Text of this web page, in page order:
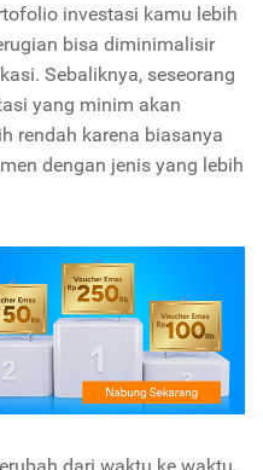
investasi kamu lebih
bisa diminimalisir
Sebaliknya, seseorang
yang minim akan
rendah karena biasanya
dengan jenis yang lebih